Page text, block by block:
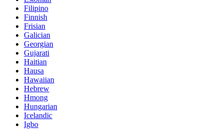
Filipino
Finnish
Frisian
Galician
Georgian
Gujarati
Haitian
Hausa
Hawaiian
Hebrew
Hmong
Hungarian
Icelandic
Igbo